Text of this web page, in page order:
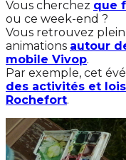
Vous cherchez que
ou ce week-end ?
Vous retrouvez
animations autour
mobile Vivop.
Par exemple, cet
des activités et
Rochefort.